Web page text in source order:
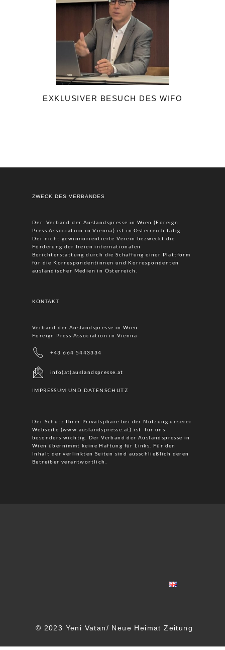
EXKLUSIVER BESUCH DES WIFO
ZWECK DES VERBANDES
Der Verband der Auslandspresse in Wien (Foreign
Press Association in Vienna) ist in Österreich tätig.
Der nicht gewinnorientierte Verein bezweckt die
Förderung der freien internationalen
Berichterstattung durch die Schaffung einer Plattform
für die Korrespondentinnen und Korrespondenten
ausländischer Medien in Österreich.
KONTAKT
Verband der Auslandspresse in Wien
Foreign Press Association in Vienna
+43 664 5443334
info(at)auslandspresse.at
IMPRESSUM UND DATENSCHUTZ
Der Schutz Ihrer Privatsphäre bei der Nutzung unserer
Webseite (www.auslandspresse.at) ist für uns
besonders wichtig. Der Verband der Auslandspresse in
Wien übernimmt keine Haftung für Links. Für den
Inhalt der verlinkten Seiten sind ausschließlich deren
Betreiber verantwortlich.
© 2023 Yeni Vatan/ Neue Heimat Zeitung